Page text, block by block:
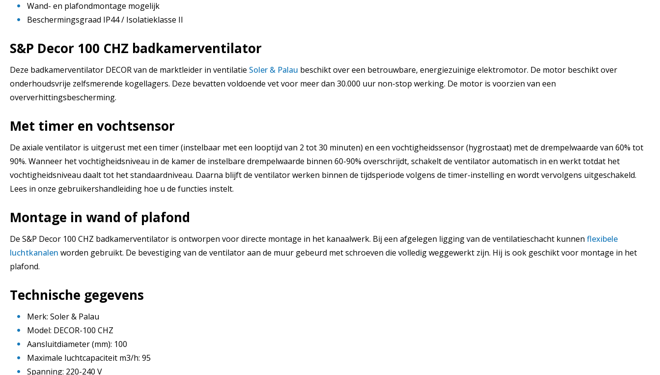
Wand- en plafondmontage mogelijk
Beschermingsgraad IP44 / Isolatieklasse II
S&P Decor 100 CHZ badkamerventilator
Deze badkamerventilator DECOR van de marktleider in ventilatie Soler & Palau beschikt over een betrouwbare, energiezuinige elektromotor. De motor beschikt over
onderhoudsvrije zelfsmerende kogellagers. Deze bevatten voldoende vet voor meer dan 30.000 uur non-stop werking. De motor is voorzien van een
oververhittingsbescherming.
Met timer en vochtsensor
De axiale ventilator is uitgerust met een timer (instelbaar met een looptijd van 2 tot 30 minuten) en een vochtigheidssensor (hygrostaat) met de drempelwaarde van 60% tot
90%. Wanneer het vochtigheidsniveau in de kamer de instelbare drempelwaarde binnen 60-90% overschrijdt, schakelt de ventilator automatisch in en werkt totdat het
vochtigheidsniveau daalt tot het standaardniveau. Daarna blijft de ventilator werken binnen de tijdsperiode volgens de timer-instelling en wordt vervolgens uitgeschakeld.
Lees in onze gebruikershandleiding hoe u de functies instelt.
Montage in wand of plafond
De S&P Decor 100 CHZ badkamerventilator is ontworpen voor directe montage in het kanaalwerk. Bij een afgelegen ligging van de ventilatieschacht kunnen flexibele
luchtkanalen worden gebruikt. De bevestiging van de ventilator aan de muur gebeurd met schroeven die volledig weggewerkt zijn. Hij is ook geschikt voor montage in het
plafond.
Technische gegevens
Merk: Soler & Palau
Model: DECOR-100 CHZ
Aansluitdiameter (mm): 100
Maximale luchtcapaciteit m3/h: 95
Spanning: 220-240 V